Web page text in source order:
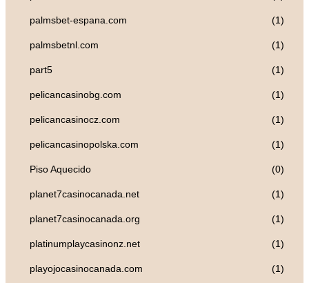
palmsbet-espana.com (1)
palmsbetnl.com (1)
part5 (1)
pelicancasinobg.com (1)
pelicancasinocz.com (1)
pelicancasinopolska.com (1)
Piso Aquecido (0)
planet7casinocanada.net (1)
planet7casinocanada.org (1)
platinumplaycasinonz.net (1)
playojocasinocanada.com (1)